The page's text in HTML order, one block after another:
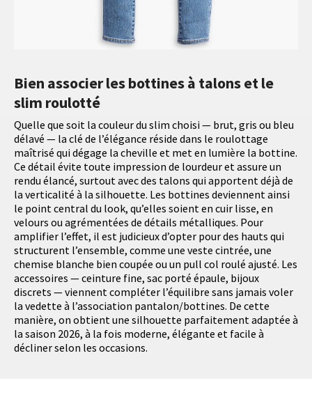
Bien associer les bottines à talons et le
slim roulotté
Quelle que soit la couleur du slim choisi — brut, gris ou bleu
délavé — la clé de l’élégance réside dans le roulottage
maîtrisé qui dégage la cheville et met en lumière la bottine.
Ce détail évite toute impression de lourdeur et assure un
rendu élancé, surtout avec des talons qui apportent déjà de
la verticalité à la silhouette. Les bottines deviennent ainsi
le point central du look, qu’elles soient en cuir lisse, en
velours ou agrémentées de détails métalliques. Pour
amplifier l’effet, il est judicieux d’opter pour des hauts qui
structurent l’ensemble, comme une veste cintrée, une
chemise blanche bien coupée ou un pull col roulé ajusté. Les
accessoires — ceinture fine, sac porté épaule, bijoux
discrets — viennent compléter l’équilibre sans jamais voler
la vedette à l’association pantalon/bottines. De cette
manière, on obtient une silhouette parfaitement adaptée à
la saison 2026, à la fois moderne, élégante et facile à
décliner selon les occasions.